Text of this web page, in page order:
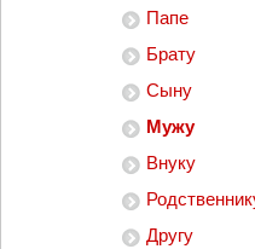
Папе
Брату
Сыну
Мужу
Внуку
Другу